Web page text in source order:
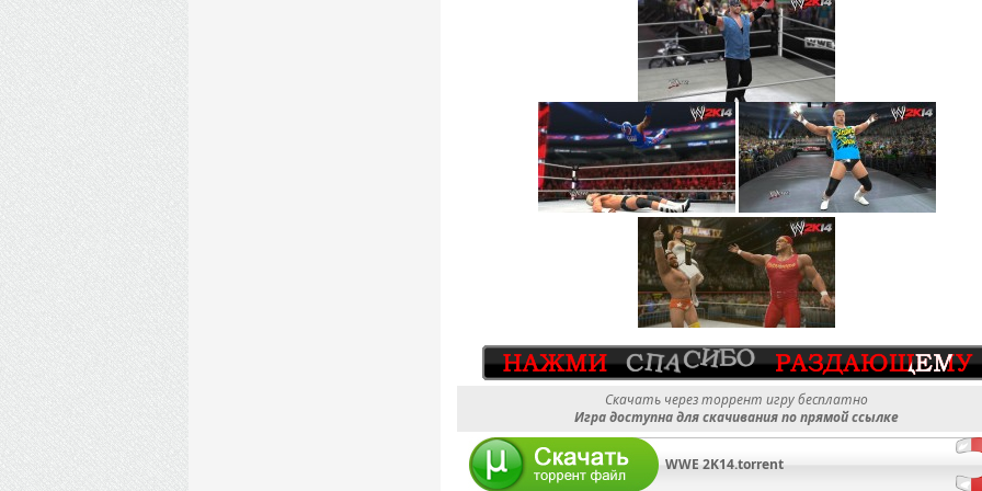
Скачать через торрент игру бесплатно
Игра доступна для скачивания по прямой ссылке
WWE 2K14.torrent